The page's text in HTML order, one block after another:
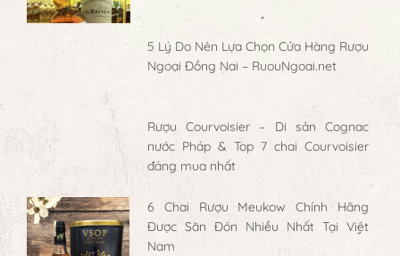
5 Lý Do Nên Lựa Chọn Cửa Hàng Rượu
Ngoại Đồng Nai – RuouNgoai.net
Rượu Courvoisier – Di sản Cognac
nước Pháp & Top 7 chai Courvoisier
đáng mua nhất
6 Chai Rượu Meukow Chính Hãng
Được Săn Đón Nhiều Nhất Tại Việt
Nam